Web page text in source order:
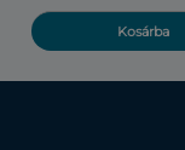
Kosárba